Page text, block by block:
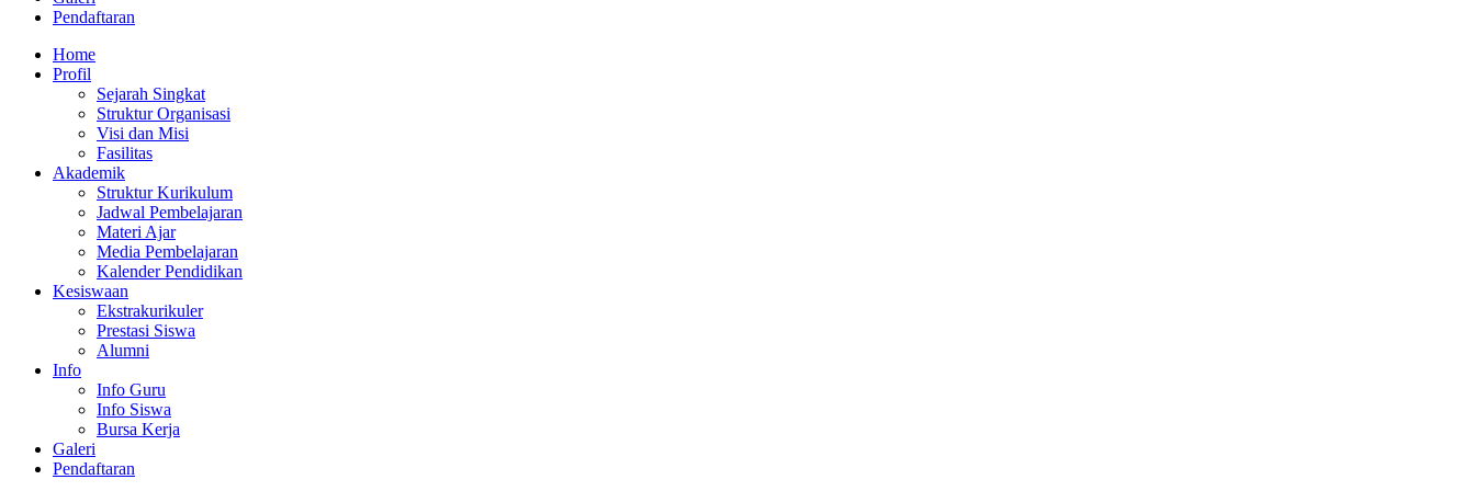
Pendaftaran
Home
Profil
Sejarah Singkat
Struktur Organisasi
Visi dan Misi
Fasilitas
Akademik
Struktur Kurikulum
Jadwal Pembelajaran
Materi Ajar
Media Pembelajaran
Kalender Pendidikan
Kesiswaan
Ekstrakurikuler
Prestasi Siswa
Alumni
Info
Info Guru
Info Siswa
Bursa Kerja
Galeri
Pendaftaran